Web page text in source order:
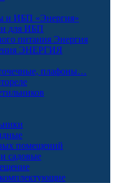
и ИБП «Энергия»
для ИБП
питания Энергия
ЭНЕРГИЯ
плафоны…
помещений
садовые